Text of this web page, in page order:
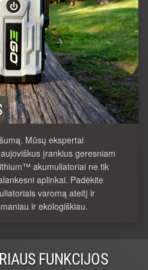
Mūsų ekspertai
įrankius geresniam
akumuliatoriai ne tik
aplinkai. Padėkite
varomą ateitį ir
ir ekologiškiau.
FUNKCIJOS